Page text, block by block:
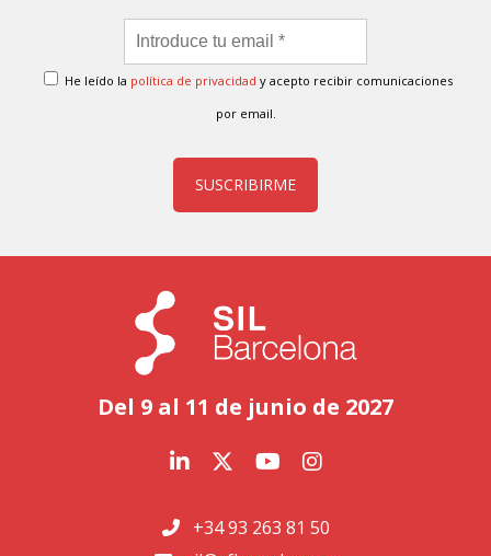
He leído la política de privacidad y acepto recibir comunicaciones
por email.
SUSCRIBIRME
Del 9 al 11 de junio de 2027
+34 93 263 81 50